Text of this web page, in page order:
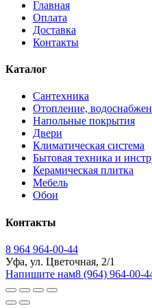
Главная
Оплата
Доставка
Контакты
Каталог
Сантехника
Отопление,
Напольные покрытия
Двери
Климатическая система
Бытовая техника и
Керамическая плитка
Мебель
Обои
Контакты
8 964 964-00-44
Уфа, ул. Цветочная, 2/1
Напишите нам8 (964) 964-00-